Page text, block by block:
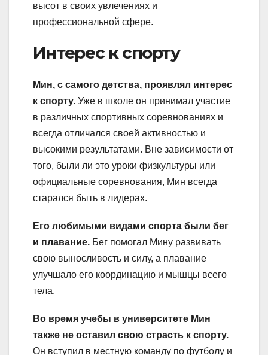
высот в своих увлечениях и
профессиональной сфере.
Интерес к спорту
Мин, с самого детства, проявлял интерес
к спорту. Уже в школе он принимал участие
в различных спортивных соревнованиях и
всегда отличался своей активностью и
высокими результатами. Вне зависимости от
того, были ли это уроки физкультуры или
официальные соревнования, Мин всегда
старался быть в лидерах.
Его любимыми видами спорта были бег
и плавание. Бег помогал Мину развивать
свою выносливость и силу, а плавание
улучшало его координацию и мышцы всего
тела.
Во время учебы в университете Мин
также не оставил свою страсть к спорту.
Он вступил в местную команду по футболу и